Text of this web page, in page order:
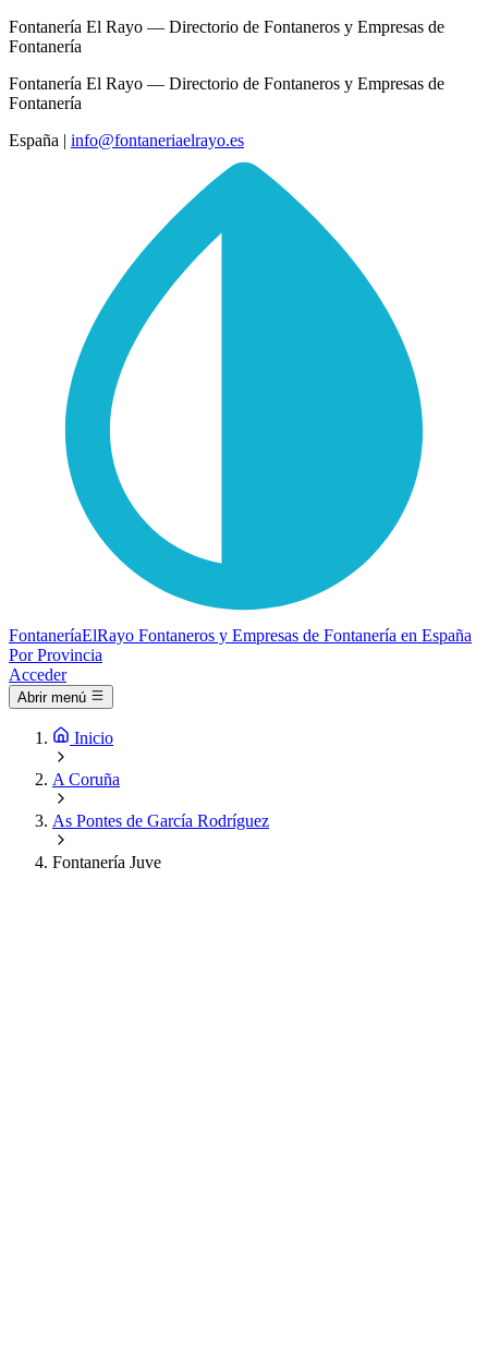
Fontanería El Rayo — Directorio de Fontaneros y Empresas de
Fontanería
Fontanería El Rayo — Directorio de Fontaneros y Empresas de
Fontanería
España | info@fontaneriaelrayo.es
FontaneríaElRayo Fontaneros y Empresas de Fontanería en España
Por Provincia
Acceder
Abrir menú
Inicio
A Coruña
As Pontes de García Rodríguez
Fontanería Juve